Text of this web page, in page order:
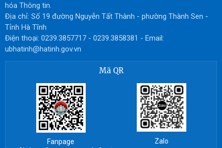
hóa Thông tin.
Địa chỉ: Số 19 đường Nguyễn Tất Thành - phường Thành Sen -
Tỉnh Hà Tĩnh
Điện thoại: 0239.3857717 - 0239.3858381 - Email:
ubhatinh@hatinh.gov.vn
Mã QR
Fanpage Zalo